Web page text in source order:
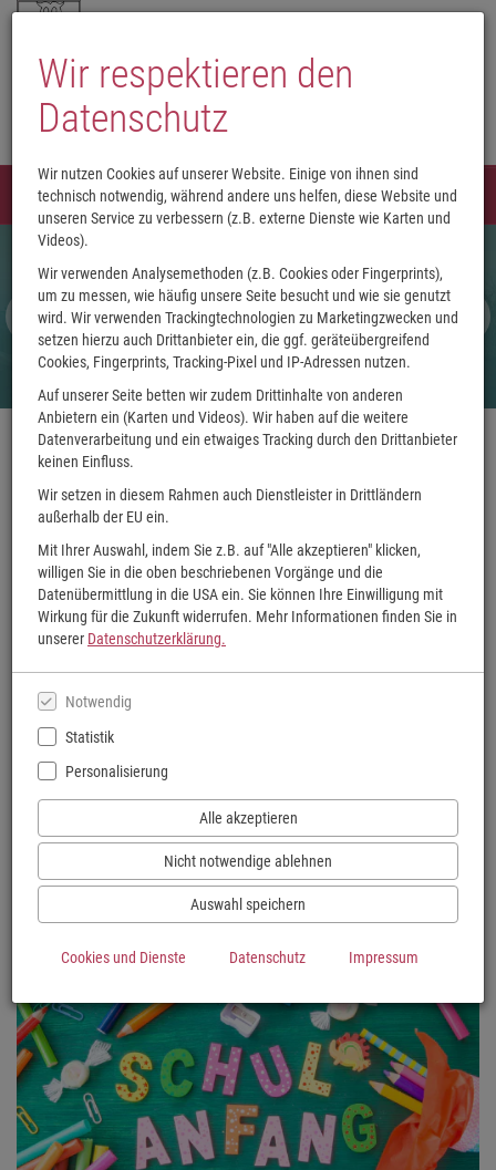
Wir respektieren den
Datenschutz
Wir nutzen Cookies auf unserer Website. Einige von ihnen sind
technisch notwendig, während andere uns helfen, diese Website und
unseren Service zu verbessern (z.B. externe Dienste wie Karten und
Videos).
Wir verwenden Analysemethoden (z.B. Cookies oder Fingerprints),
um zu messen, wie häufig unsere Seite besucht und wie sie genutzt
wird. Wir verwenden Trackingtechnologien zu Marketingzwecken und
setzen hierzu auch Drittanbieter ein, die ggf. geräteübergreifend
Cookies, Fingerprints, Tracking-Pixel und IP-Adressen nutzen.
Auf unserer Seite betten wir zudem Drittinhalte von anderen
Anbietern ein (Karten und Videos). Wir haben auf die weitere
Datenverarbeitung und ein etwaiges Tracking durch den Drittanbieter
keinen Einfluss.
Wir setzen in diesem Rahmen auch Dienstleister in Drittländern
außerhalb der EU ein.
Mit Ihrer Auswahl, indem Sie z.B. auf "Alle akzeptieren" klicken,
willigen Sie in die oben beschriebenen Vorgänge und die
Datenübermittlung in die USA ein. Sie können Ihre Einwilligung mit
Wirkung für die Zukunft widerrufen. Mehr Informationen finden Sie in
unserer Datenschutzerklärung.
Notwendig
Statistik
Personalisierung
Alle akzeptieren
Nicht notwendige ablehnen
Auswahl speichern
Cookies und Dienste Datenschutz Impressum
Menü 0
tolino flip
Per Knopfdruck umblättern - ideal für Urlaub, Strand, Balkon und entspannte
Zum tolino flip